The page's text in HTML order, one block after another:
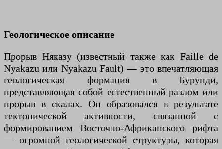
Геологическое описание
Прорыв Няказу (известный также как Faille de
Nyakazu или Nyakazu Fault) — это впечатляющая
геологическая формация в Бурунди,
представляющая собой естественный разлом или
прорыв в скалах. Он образовался в результате
тектонической активности, связанной с
формированием Восточно-Африканского рифта
— огромной геологической структуры, которая